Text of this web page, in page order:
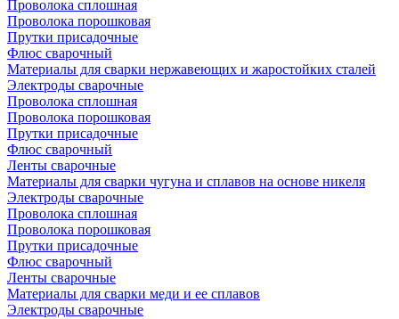
Проволока сплошная
Проволока порошковая
Прутки присадочные
Флюс сварочный
Материалы для сварки нержавеющих и жаростойких сталей
Электроды сварочные
Проволока сплошная
Проволока порошковая
Прутки присадочные
Флюс сварочный
Ленты сварочные
Материалы для сварки чугуна и сплавов на основе никеля
Электроды сварочные
Проволока сплошная
Проволока порошковая
Прутки присадочные
Флюс сварочный
Ленты сварочные
Материалы для сварки меди и ее сплавов
Электроды сварочные